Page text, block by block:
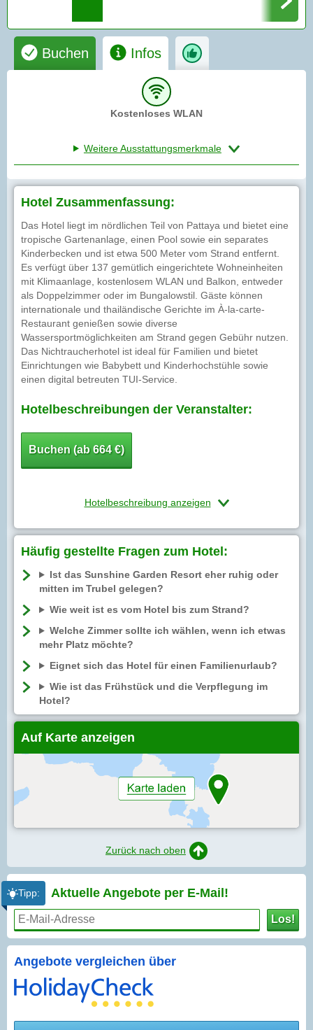
Buchen Infos
Kostenloses WLAN
Weitere Ausstattungsmerkmale
Hotel Zusammenfassung:
Das Hotel liegt im nördlichen Teil von Pattaya und bietet eine
tropische Gartenanlage, einen Pool sowie ein separates
Kinderbecken und ist etwa 500 Meter vom Strand entfernt.
Es verfügt über 137 gemütlich eingerichtete Wohneinheiten
mit Klimaanlage, kostenlosem WLAN und Balkon, entweder
als Doppelzimmer oder im Bungalowstil. Gäste können
internationale und thailändische Gerichte im À-la-carte-
Restaurant genießen sowie diverse
Wassersportmöglichkeiten am Strand gegen Gebühr nutzen.
Das Nichtraucherhotel ist ideal für Familien und bietet
Einrichtungen wie Babybett und Kinderhochstühle sowie
einen digital betreuten TUI-Service.
Hotelbeschreibungen der Veranstalter:
Buchen (ab 664 €)
Hotelbeschreibung anzeigen
Häufig gestellte Fragen zum Hotel:
Ist das Sunshine Garden Resort eher ruhig oder
mitten im Trubel gelegen?
Wie weit ist es vom Hotel bis zum Strand?
Welche Zimmer sollte ich wählen, wenn ich etwas
mehr Platz möchte?
Eignet sich das Hotel für einen Familienurlaub?
Wie ist das Frühstück und die Verpflegung im
Hotel?
Auf Karte anzeigen
Zurück nach oben
Tipp: Aktuelle Angebote per E-Mail!
Los!
Angebote vergleichen über